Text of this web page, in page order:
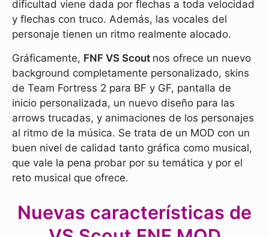
dificultad viene dada por flechas a toda velocidad
y flechas con truco. Además, las vocales del
personaje tienen un ritmo realmente alocado.
Gráficamente, FNF VS Scout nos ofrece un nuevo
background completamente personalizado, skins
de Team Fortress 2 para BF y GF, pantalla de
inicio personalizada, un nuevo diseño para las
arrows trucadas, y animaciones de los personajes
al ritmo de la música. Se trata de un MOD con un
buen nivel de calidad tanto gráfica como musical,
que vale la pena probar por su temática y por el
reto musical que ofrece.
Nuevas características de